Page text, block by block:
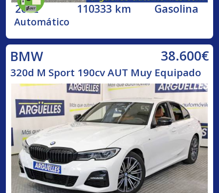
2002 110333 km Gasolina
Automático
BMW 38.600€
320d M Sport 190cv AUT Muy Equipado